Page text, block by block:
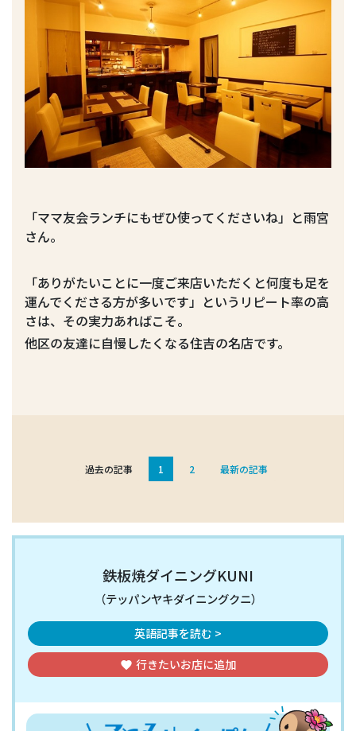
「ママ友会ランチにもぜひ使ってくださいね」と雨宮
さん。
「ありがたいことに一度ご来店いただくと何度も足を
運んでくださる方が多いです」というリピート率の高
さは、その実力あればこそ。
他区の友達に自慢したくなる住吉の名店です。
過去の記事 1 2 最新の記事
鉄板焼ダイニングKUNI
（テッパンヤキダイニングクニ）
英語記事を読む >
favorite 行きたいお店に追加